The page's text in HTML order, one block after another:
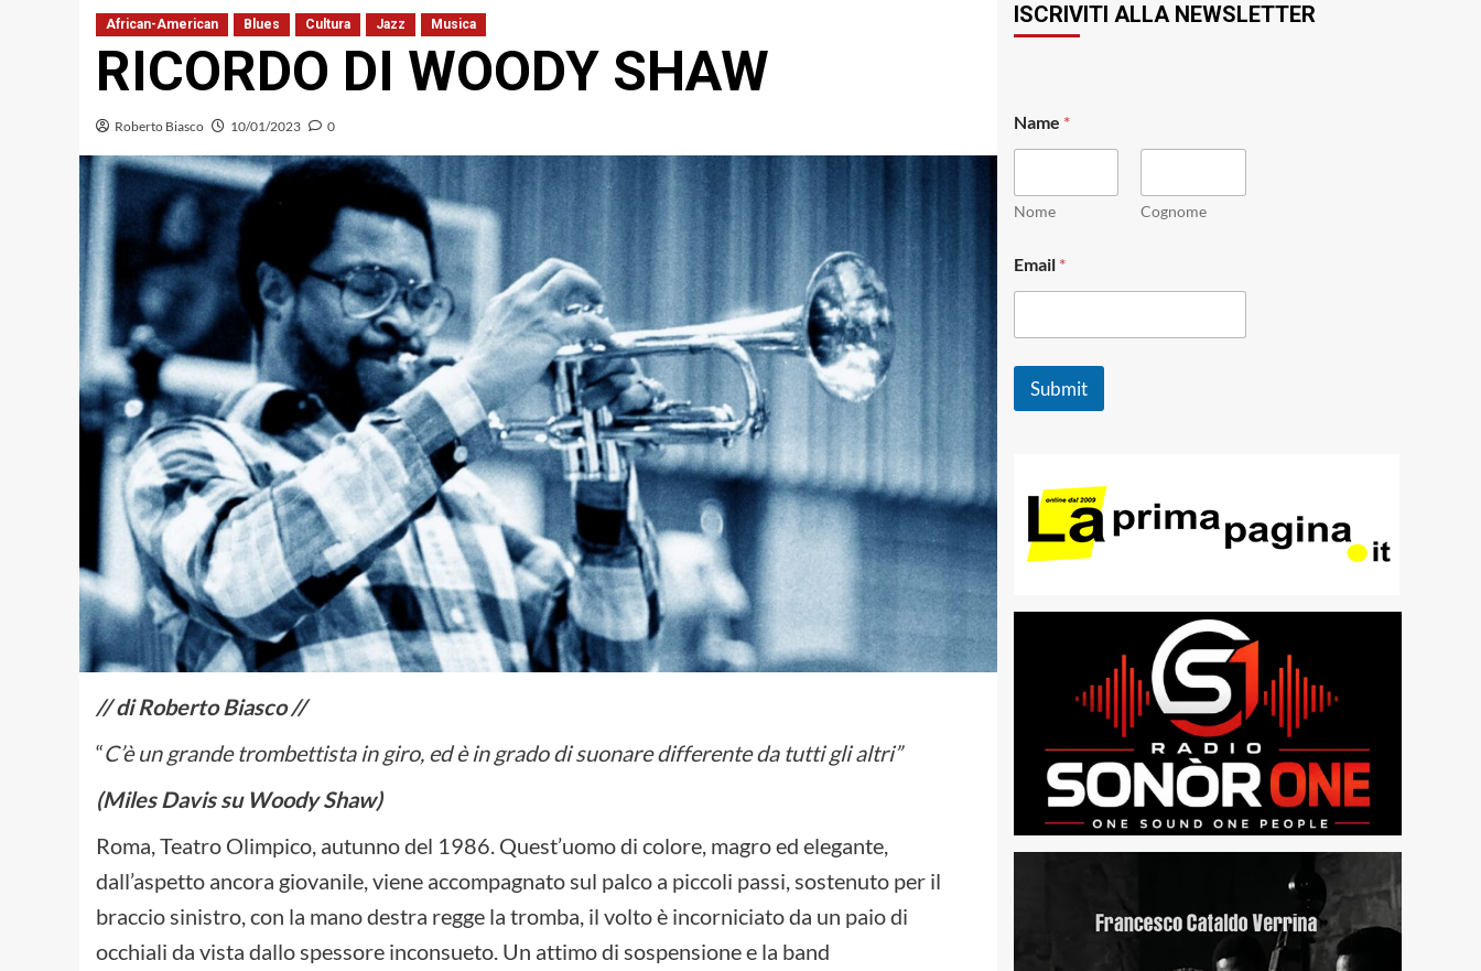
African-American Blues Cultura Jazz Musica
RICORDO DI WOODY SHAW
Roberto Biasco 10/01/2023 0
// di Roberto Biasco //
“C’è un grande trombettista in giro, ed è in grado di suonare differente da tutti gli altri”
(Miles Davis su Woody Shaw)
Roma, Teatro Olimpico, autunno del 1986. Quest’uomo di colore, magro ed elegante,
dall’aspetto ancora giovanile, viene accompagnato sul palco a piccoli passi, sostenuto per il
braccio sinistro, con la mano destra regge la tromba, il volto è incorniciato da un paio di
occhiali da vista dallo spessore inconsueto. Un attimo di sospensione e la band
ISCRIVITI ALLA NEWSLETTER
N
a
e
N
e
Name *
Nome Cognome
Email *
Submit